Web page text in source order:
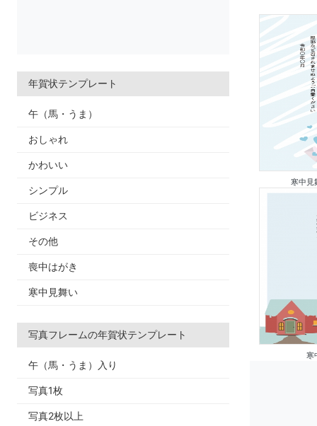
年賀状テンプレート
午（馬・うま）
おしゃれ
かわいい
シンプル
ビジネス
その他
喪中はがき
寒中見舞い
写真フレームの年賀状テンプレート
午（馬・うま）入り
写真1枚
写真2枚以上
寒中
寒